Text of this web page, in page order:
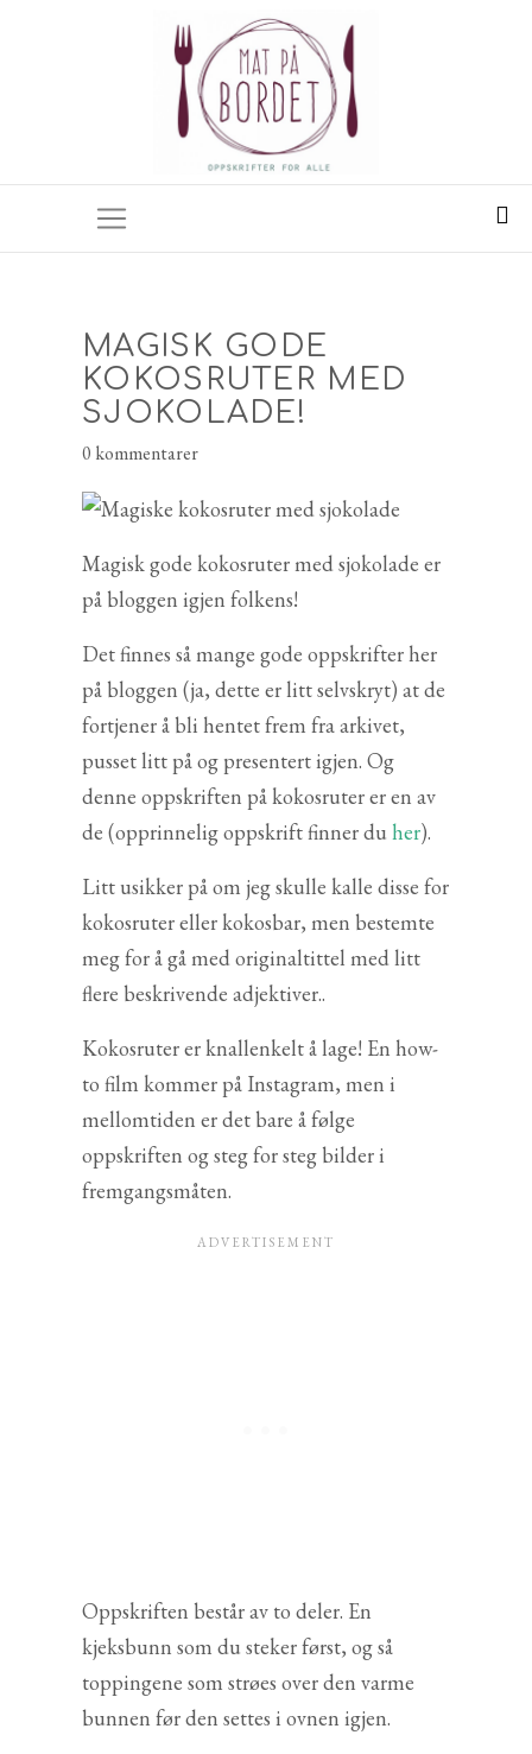
MAGISK GODE
KOKOSRUTER MED
SJOKOLADE!
0 kommentarer
Magisk gode kokosruter med sjokolade er
på bloggen igjen folkens!
Det finnes så mange gode oppskrifter her
på bloggen (ja, dette er litt selvskryt) at de
fortjener å bli hentet frem fra arkivet,
pusset litt på og presentert igjen. Og
denne oppskriften på kokosruter er en av
de (opprinnelig oppskrift finner du her).
Litt usikker på om jeg skulle kalle disse for
kokosruter eller kokosbar, men bestemte
meg for å gå med originaltittel med litt
flere beskrivende adjektiver..
Kokosruter er knallenkelt å lage! En how-
to film kommer på Instagram, men i
mellomtiden er det bare å følge
oppskriften og steg for steg bilder i
fremgangsmåten.
Oppskriften består av to deler. En
kjeksbunn som du steker først, og så
toppingene som strøes over den varme
bunnen før den settes i ovnen igjen.